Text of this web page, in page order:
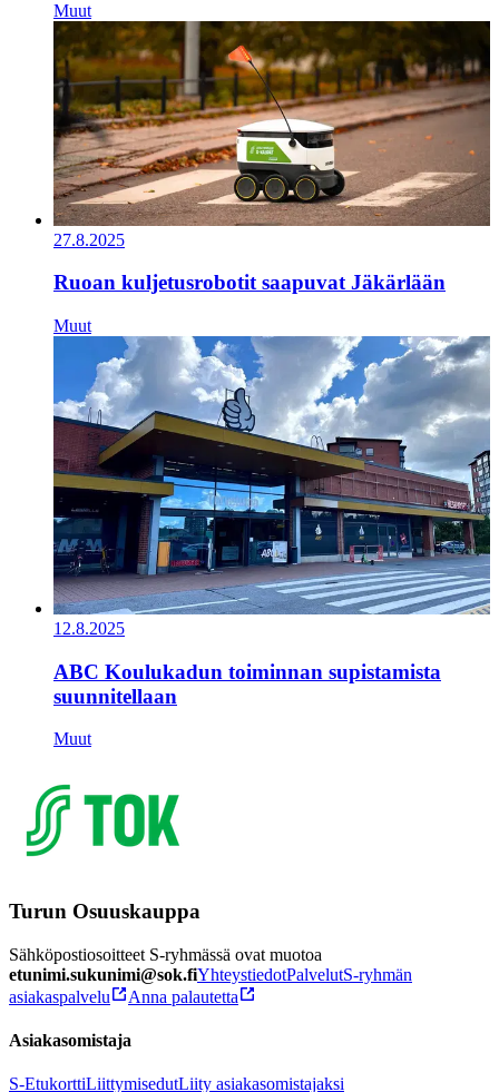
Muut
27.8.2025
Ruoan kuljetusrobotit saapuvat Jäkärlään
Muut
12.8.2025
ABC Koulukadun toiminnan supistamista
suunnitellaan
Muut
Turun Osuuskauppa
Sähköpostiosoitteet S-ryhmässä ovat muotoa
etunimi.sukunimi@sok.fiYhteystiedotPalvelutS-ryhmän
asiakaspalvelu
Anna palautetta
Asiakasomistaja
S-EtukorttiLiittymisedutLiity asiakasomistajaksi